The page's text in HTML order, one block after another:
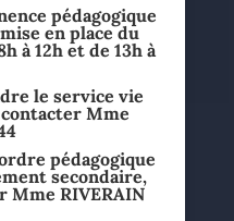
pédagogique
en place du
à 12h et de 13h à
le service vie
Mme
pédagogique
secondaire,
Mme RIVERAIN